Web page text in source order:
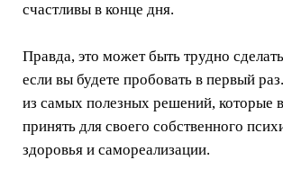
счастливы в конце дня.
Правда, это может быть трудно
если вы будете пробовать в первый
из самых полезных решений, которые
принять для своего собственного
здоровья и самореализации.